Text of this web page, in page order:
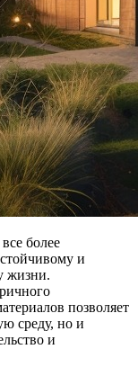
более
и
жизни.
позволяет
среду, но и
и